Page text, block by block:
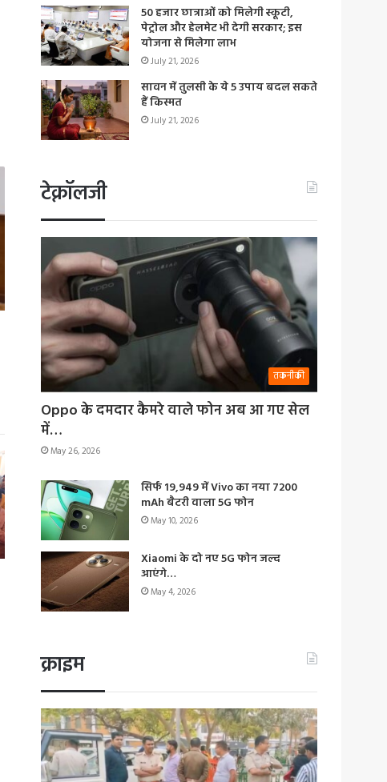
50 हजार छात्राओं को मिलेगी स्कूटी,
पेट्रोल और हेलमेट भी देगी सरकार; इस
योजना से मिलेगा लाभ
July 21, 2026
सावन में तुलसी के ये 5 उपाय बदल सकते
हैं किस्मत
July 21, 2026
टेक्नॉलजी
तकनीकी
Oppo के दमदार कैमरे वाले फोन अब आ गए सेल
में…
May 26, 2026
सिर्फ 19,949 में Vivo का नया 7200
mAh बैटरी वाला 5G फोन
May 10, 2026
Xiaomi के दो नए 5G फोन जल्द
आएंगे…
May 4, 2026
क्राइम